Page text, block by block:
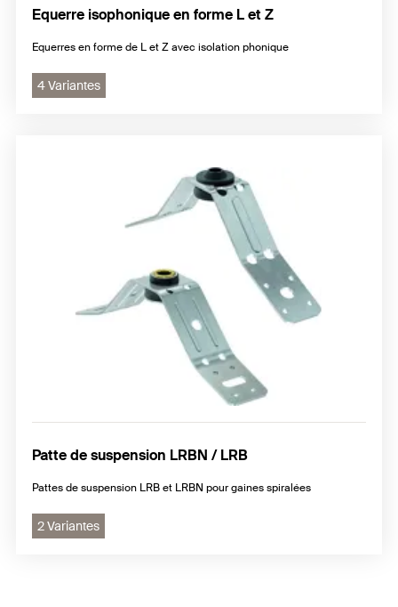
Equerre isophonique en forme L et Z
Equerres en forme de L et Z avec isolation phonique
4 Variantes
Patte de suspension LRBN / LRB
Pattes de suspension LRB et LRBN pour gaines spiralées
2 Variantes